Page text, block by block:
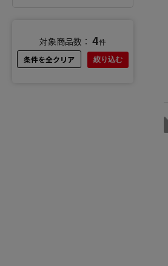
対象商品数： 4件
条件を全クリア
絞り込む